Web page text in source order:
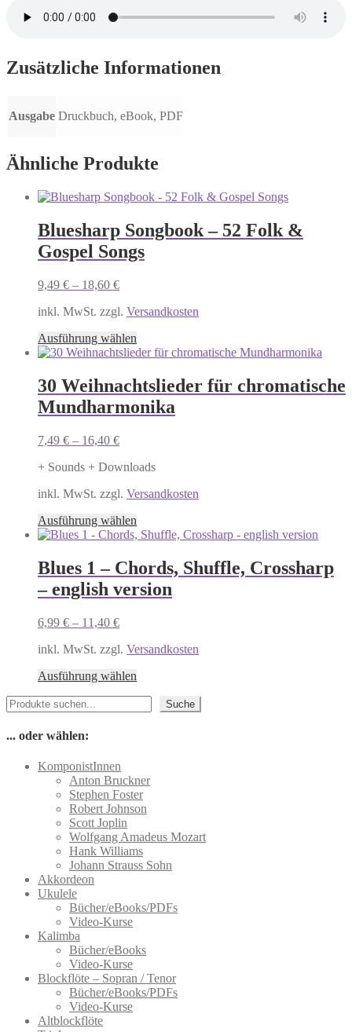
Zusätzliche Informationen
Ausgabe Druckbuch, eBook, PDF
Ähnliche Produkte
Bluesharp Songbook – 52 Folk &
Gospel Songs
9,49 € – 18,60 €
inkl. MwSt. zzgl. Versandkosten
Ausführung wählen
Produkt
mehrere
Varianten
auf.
auf
Produktseite
werden
30 Weihnachtslieder für chromatische
Mundharmonika
7,49 € – 16,40 €
+ Sounds + Downloads
inkl. MwSt. zzgl. Versandkosten
Ausführung wählen
Produkt
mehrere
Varianten
auf.
auf
werden
Blues 1 – Chords, Shuffle, Crossharp
– english version
6,99 € – 11,40 €
inkl. MwSt. zzgl. Versandkosten
Ausführung wählen
können
auf
der
Produktseite
gewählt
werden
Suchen Suche
... oder wählen:
KomponistInnen
Anton Bruckner
Stephen Foster
Robert Johnson
Scott Joplin
Wolfgang Amadeus Mozart
Hank Williams
Johann Strauss Sohn
Akkordeon
Ukulele
Bücher/eBooks/PDFs
Video-Kurse
Kalimba
Bücher/eBooks
Video-Kurse
Blockflöte – Sopran / Tenor
Bücher/eBooks/PDFs
Video-Kurse
Altblockflöte